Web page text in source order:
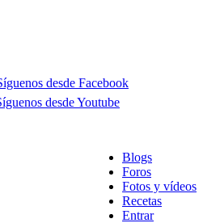
Blogs
Foros
Fotos y vídeos
Recetas
Entrar